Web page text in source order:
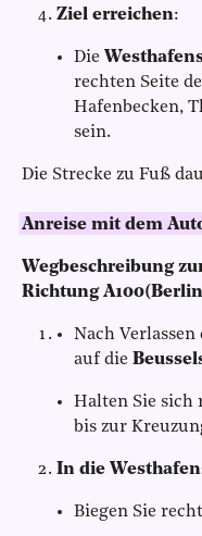
Ziel erreichen:
Die
rechten Seite
Hafenbecken,
sein.
Die Strecke zu Fuß
Anreise mit dem
Wegbeschreibung
Richtung
Nach
auf die
Halten Sie sich
bis zur
In die
Biegen Sie